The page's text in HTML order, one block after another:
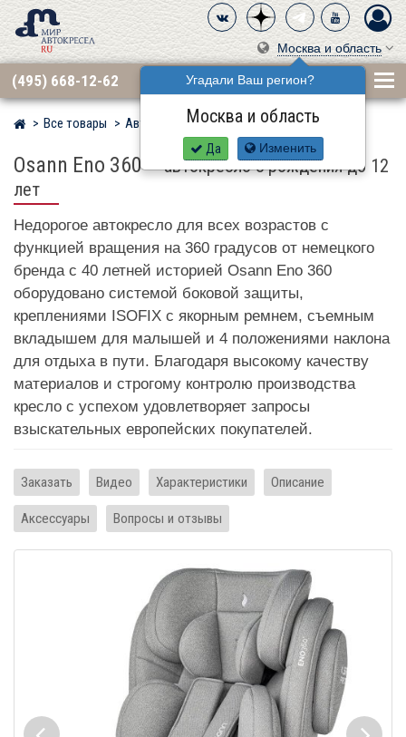
Москва и область
Угадали Ваш регион?
Москва и область
Да Изменить
(495) 668-12-62
Мир детских автокресел
Все товары Автокресла по бренду OSANN
Osann Eno 360–автокресло с рождения до 12
лет
Недорогое автокресло для всех возрастов с
функцией вращения на 360 градусов от немецкого
бренда с 40 летней историей Osann Eno 360
оборудовано системой боковой защиты,
креплениями ISOFIX с якорным ремнем, съемным
вкладышем для малышей и 4 положениями наклона
для отдыха в пути. Благодаря высокому качеству
материалов и строгому контролю производства
кресло с успехом удовлетворяет запросы
взыскательных европейских покупателей.
Заказать Видео Характеристики Описание
Аксессуары Вопросы и отзывы